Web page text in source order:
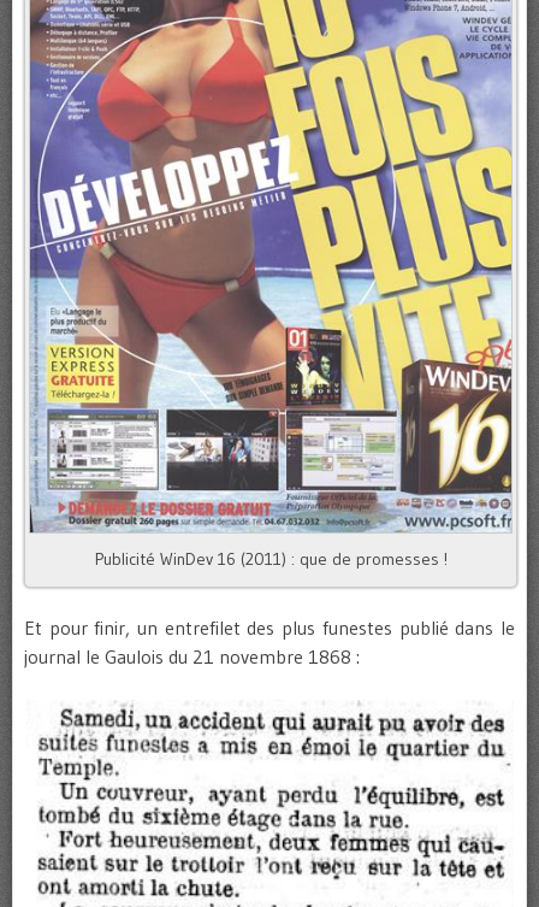
Publicité WinDev 16 (2011) : que de promesses !
Et pour finir, un entrefilet des plus funestes publié dans le
journal le Gaulois du 21 novembre 1868 :